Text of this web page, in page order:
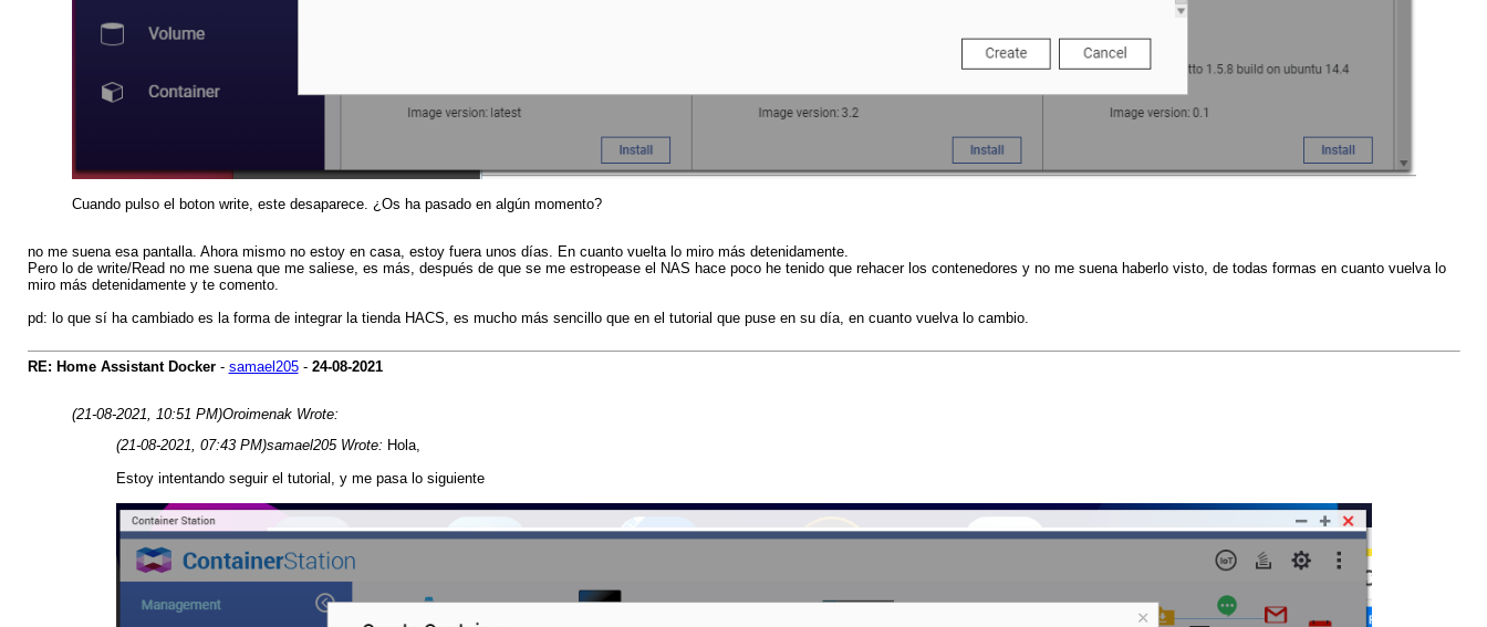
Cuando pulso el boton write, este desaparece. ¿Os ha pasado en algún momento?
no me suena esa pantalla. Ahora mismo no estoy en casa, estoy fuera unos días. En cuanto vuelta lo miro más detenidamente.
Pero lo de write/Read no me suena que me saliese, es más, después de que se me estropease el NAS hace poco he tenido que rehacer los contenedores y no me suena haberlo visto, de todas formas en cuanto vuelva lo
miro más detenidamente y te comento.
pd: lo que sí ha cambiado es la forma de integrar la tienda HACS, es mucho más sencillo que en el tutorial que puse en su día, en cuanto vuelva lo cambio.
RE: Home Assistant Docker- samael205- 24-08-2021
(21-08-2021, 10:51 PM)Oroimenak Wrote:
(21-08-2021, 07:43 PM)samael205 Wrote: Hola,
Estoy intentando seguir el tutorial, y me pasa lo siguiente